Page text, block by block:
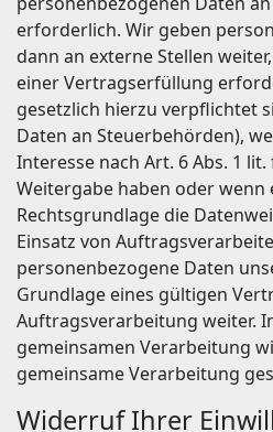
erforderlich. Wir geben
dann an externe Stellen
einer Vertragserfüllung
gesetzlich hierzu verpflichtet
Daten an Steuerbehörden),
Interesse nach Art. 6 Abs. 1 lit.
Weitergabe haben oder wenn
Rechtsgrundlage die
Einsatz von
personenbezogene Daten
Grundlage eines gültigen
Auftragsverarbeitung weiter.
gemeinsamen Verarbeitung
gemeinsame Verarbeitung
Widerruf Ihrer